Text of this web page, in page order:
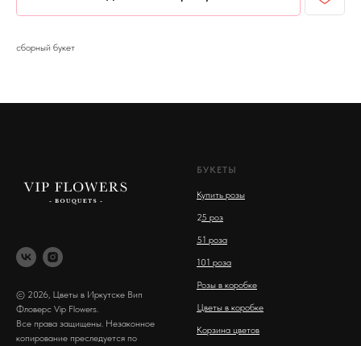
сборный букет
© 2026, Цветы в Иркутске Вип
Фловерс Vip Flowers.
Все права защищены. Незаконное
копирование преследуется по
БУКЕТЫ
Купить розы
25 роз
51 роза
101 роза
Розы в коробке
Цветы в коробке
Корзина цветов